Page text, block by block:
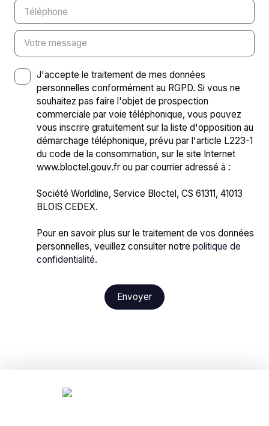
Téléphone
Votre message
J'accepte le traitement de mes données
personnelles conformément au RGPD. Si vous ne
souhaitez pas faire l'objet de prospection
commerciale par voie téléphonique, vous pouvez
vous inscrire gratuitement sur la liste d'opposition au
démarchage téléphonique, prévu par l'article L223-1
du code de la consommation, sur le site Internet
www.bloctel.gouv.fr ou par courrier adressé à :
Société Worldline, Service Bloctel, CS 61311, 41013
BLOIS CEDEX.
Pour en savoir plus sur le traitement de vos données
personnelles, veuillez consulter notre politique de
confidentialité.
Envoyer